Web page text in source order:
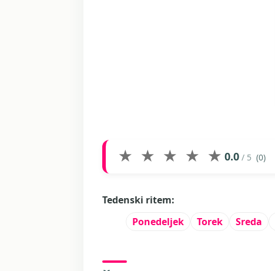
★ ★ ★ ★ ★ 0.0 / 5 (0)
Tedenski ritem:
Ponedeljek
Torek Sreda